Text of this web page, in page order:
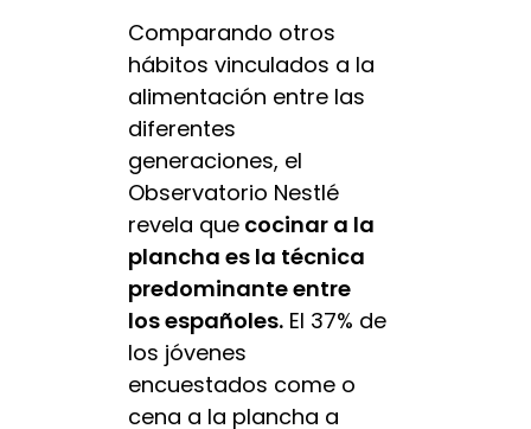
Comparando otros
hábitos vinculados a la
alimentación entre las
diferentes
generaciones, el
Observatorio Nestlé
revela quecocinar a la
plancha es la técnica
predominante entre
los españoles.El 37% de
los jóvenes
encuestados come o
cena a la plancha a